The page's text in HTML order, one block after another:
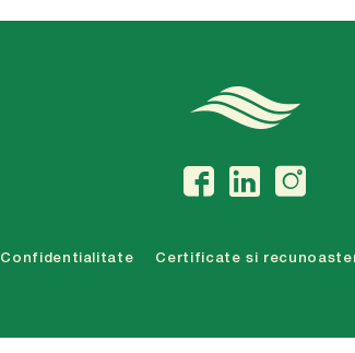
Confidentialitate Certificate si